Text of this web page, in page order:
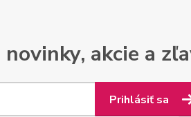
akcie a
Prihlásiť sa